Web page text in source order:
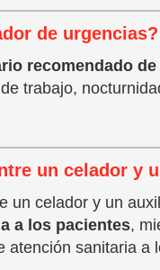
de urgencias?
recomendado
trabajo,
un celador y
un celador y un
a los pacientes,
atención sanitaria a